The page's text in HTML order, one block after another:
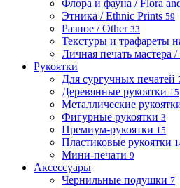
Флора и фауна / Flora
Этника / Ethnic Prints 59
Разное / Other 33
Текстуры и трафареты
Личная печать мастера /
Рукоятки
Для сургучных печатей
Деревянные рукоятки 15
Металлические
Фигурные рукоятки 3
Премиум-рукоятки 15
Пластиковые рукоятки
Мини-печати 9
Аксессуары
Чернильные подушки 7